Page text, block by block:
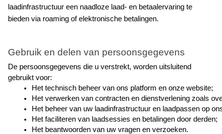
laadinfrastructuur een naadloze laad- en betaalervaring te
bieden via roaming of elektronische betalingen.
Gebruik en delen van persoonsgegevens
De persoonsgegevens die u verstrekt, worden uitsluitend
gebruikt voor:
Het technisch beheer van ons platform en onze website;
Het verwerken van contracten en dienstverlening zoals
Het beheer van uw laadinfrastructuur en laadpassen op
Het faciliteren van laadsessies en betalingen door derden;
Het beantwoorden van uw vragen en verzoeken.